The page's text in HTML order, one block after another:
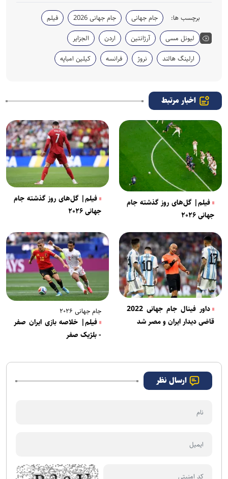
o
برچسب ها: جام جهانی جام جهانی 2026
فیلم
لیونل مسی
آرژانتین اردن
الجزایر
ارلینگ هالند
نروژ فرانسه کیلین امباپه
اخبار مرتبط
فیلم| گل‌های روز گذشته جام
جهانی ۲۰۲۶
فیلم| گل‌های روز گذشته جام
جهانی ۲۰۲۶
داور فینال جام جهانی 2022
قاضی دیدار ایران و مصر شد
جام جهانی ۲۰۲۶
فیلم| خلاصه بازی ایران صفر
- بلژیک صفر
ارسال نظر